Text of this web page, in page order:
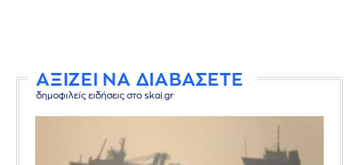
ΑΞΙΖΕΙ ΝΑ ΔΙΑΒΑΣΕΤΕ
δημοφιλείς ειδήσεις στο skai.gr